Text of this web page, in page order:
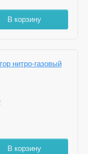
В корзину
нитро-газовый
В корзину